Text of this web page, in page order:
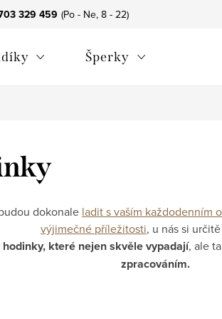
329 459
Šperky
dokonale ladit s vaším každodenním
výjimečné příležitosti, u nás si
hodinky, které nejen skvěle vypadají, ale
zpracováním.